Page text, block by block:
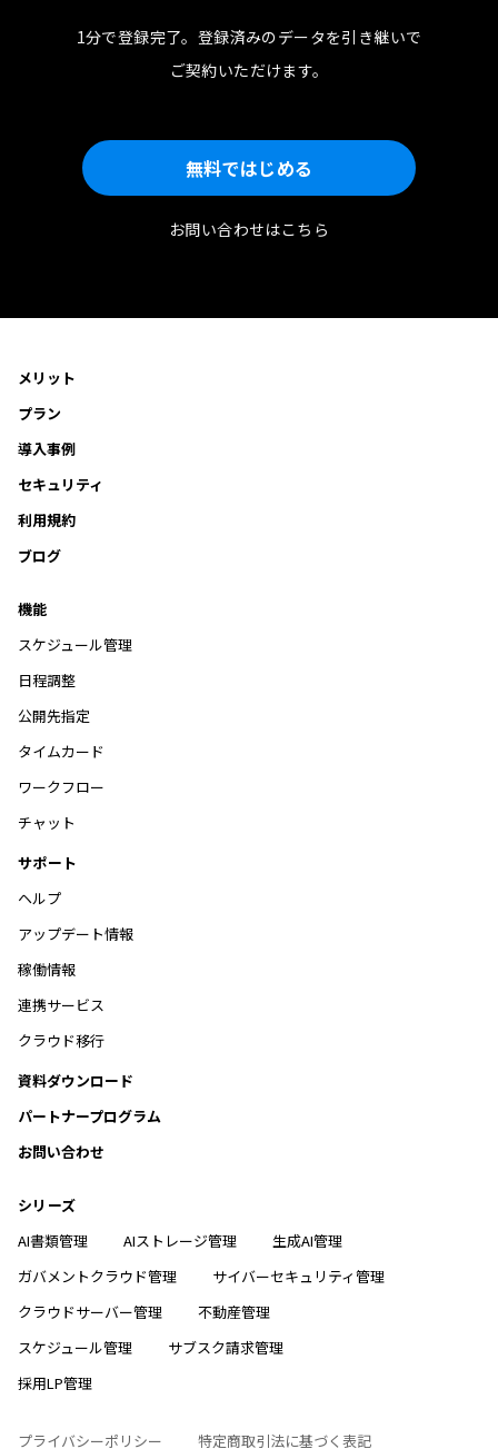
1分で登録完了。 登録済みのデータを引き継いで
ご契約いただけます。
無料ではじめる
お問い合わせはこちら
メリット
プラン
導入事例
セキュリティ
利用規約
ブログ
機能
スケジュール管理
日程調整
公開先指定
タイムカード
ワークフロー
チャット
サポート
ヘルプ
アップデート情報
稼働情報
連携サービス
クラウド移行
資料ダウンロード
パートナープログラム
お問い合わせ
シリーズ
AI書類管理
AIストレージ管理
生成AI管理
ガバメントクラウド管理
サイバーセキュリティ管理
クラウドサーバー管理
不動産管理
スケジュール管理
サブスク請求管理
採用LP管理
プライバシーポリシー 特定商取引法に基づく表記